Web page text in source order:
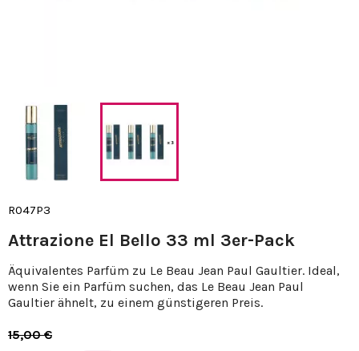
R047P3
Attrazione El Bello 33 ml 3er-Pack
Äquivalentes Parfüm zu Le Beau Jean Paul Gaultier. Ideal,
wenn Sie ein Parfüm suchen, das Le Beau Jean Paul
Gaultier ähnelt, zu einem günstigeren Preis.
15,00 €